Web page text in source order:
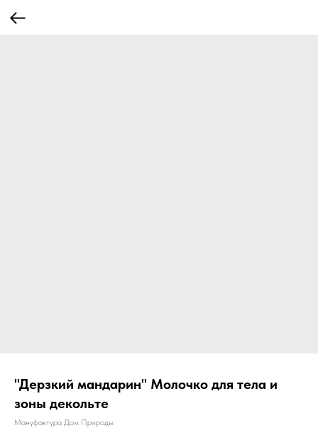
"Дерзкий мандарин" Молочко для тела и
зоны декольте
Мануфактура Дом Природы